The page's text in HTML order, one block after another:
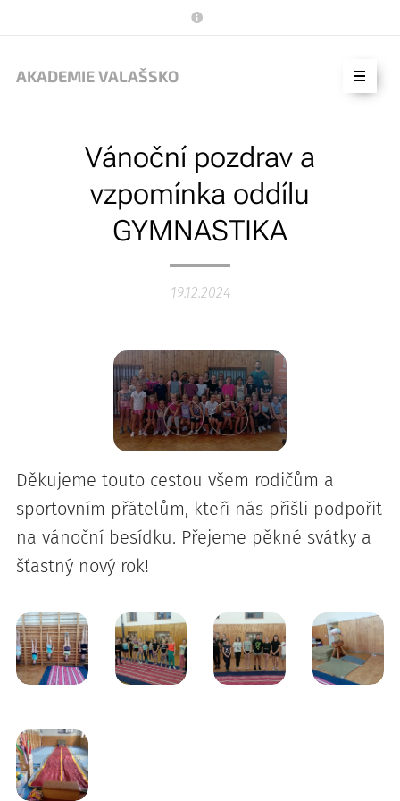
AKADEMIE VALAŠSKO
Vánoční pozdrav a
vzpomínka oddílu
GYMNASTIKA
19.12.2024
Děkujeme touto cestou všem rodičům a
sportovním přátelům, kteří nás přišli podpořit
na vánoční besídku. Přejeme pěkné svátky a
šťastný nový rok!